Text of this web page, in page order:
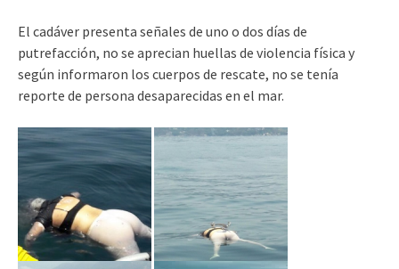
El cadáver presenta señales de uno o dos días de
putrefacción, no se aprecian huellas de violencia física y
según informaron los cuerpos de rescate, no se tenía
reporte de persona desaparecidas en el mar.